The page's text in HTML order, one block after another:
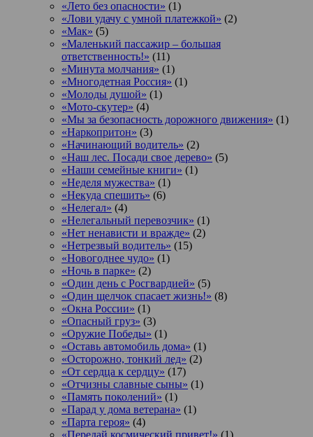
«Лето без опасности» (1)
«Лови удачу с умной платежкой» (2)
«Мак» (5)
«Маленький пассажир – большая
ответственность!» (11)
«Минута молчания» (1)
«Многодетная Россия» (1)
«Молоды душой» (1)
«Мото-скутер» (4)
«Мы за безопасность дорожного движения» (1)
«Наркопритон» (3)
«Начинающий водитель» (2)
«Наш лес. Посади свое дерево» (5)
«Наши семейные книги» (1)
«Неделя мужества» (1)
«Некуда спешить» (6)
«Нелегал» (4)
«Нелегальный перевозчик» (1)
«Нет ненависти и вражде» (2)
«Нетрезвый водитель» (15)
«Новогоднее чудо» (1)
«Ночь в парке» (2)
«Один день с Росгвардией» (5)
«Один щелчок спасает жизнь!» (8)
«Окна России» (1)
«Опасный груз» (3)
«Оружие Победы» (1)
«Оставь автомобиль дома» (1)
«Осторожно, тонкий лед» (2)
«От сердца к сердцу» (17)
«Отчизны славные сыны» (1)
«Память поколений» (1)
«Парад у дома ветерана» (1)
«Парта героя» (4)
«Передай космический привет!» (1)